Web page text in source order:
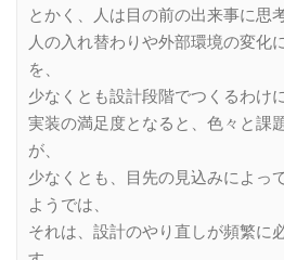
とかく、人は目の前の出来事に思
人の入れ替わりや外部環境の変化
を、
少なくとも設計段階でつくるわけ
実装の満足度となると、色々と課
が、
少なくとも、目先の見込みによっ
ようでは、
それは、設計のやり直しが頻繁に